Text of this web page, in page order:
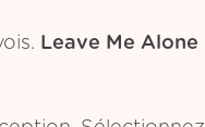
Leave Me Alone